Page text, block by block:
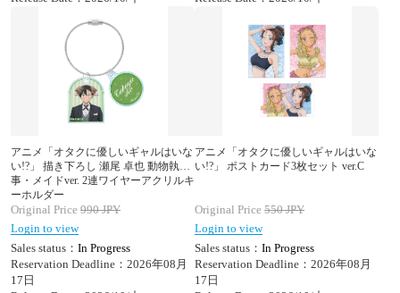
アニメ「オタクに優しいギャルはいな
い!?」 描き下ろし 瀬尾 卓也 動物執
事・メイドver. 2連ワイヤーアクリルキ
ーホルダー
Original Price 990JPY
Login to view
Sales status： In Progress
Reservation Deadline：2026年08月
17日
アニメ「オタクに優しいギャルはいな
い!?」 ポストカード3枚セット ver.C
Original Price 550JPY
Login to view
Sales status： In Progress
Reservation Deadline：2026年08月
17日